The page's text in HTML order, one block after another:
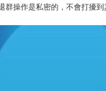
操作是私密的，不會打擾到